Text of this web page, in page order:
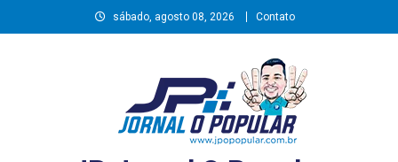
to
sábado, agosto 08, 2026 Contato